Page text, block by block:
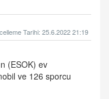
Tarihi: 25.6.2022 21:19
(ESOK) ev
ve 126 sporcu